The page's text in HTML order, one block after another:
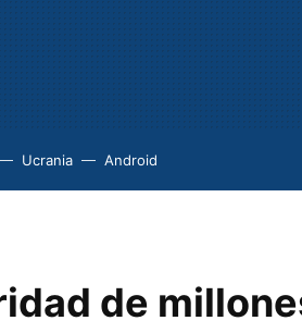
Ucrania Android
de